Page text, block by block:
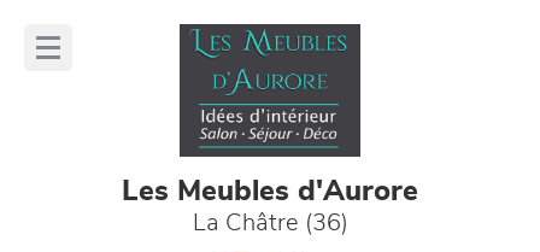
Les Meubles d'Aurore
La Châtre (36)